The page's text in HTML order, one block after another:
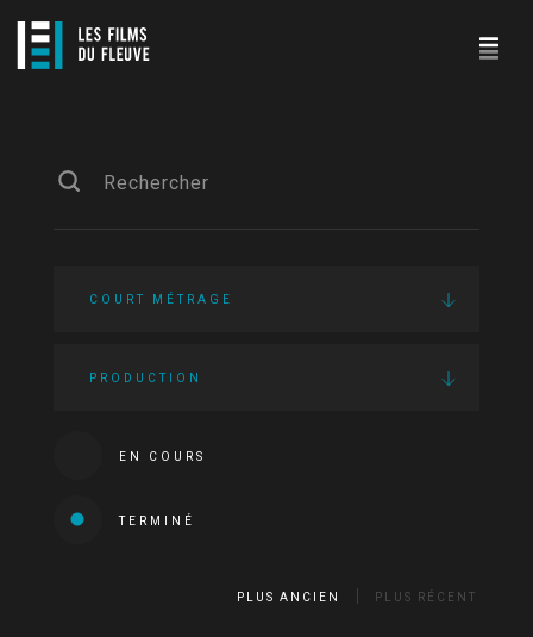
COURT MÉTRAGE
PRODUCTION
EN COURS
TERMINÉ
PLUS ANCIEN PLUS RÉCENT